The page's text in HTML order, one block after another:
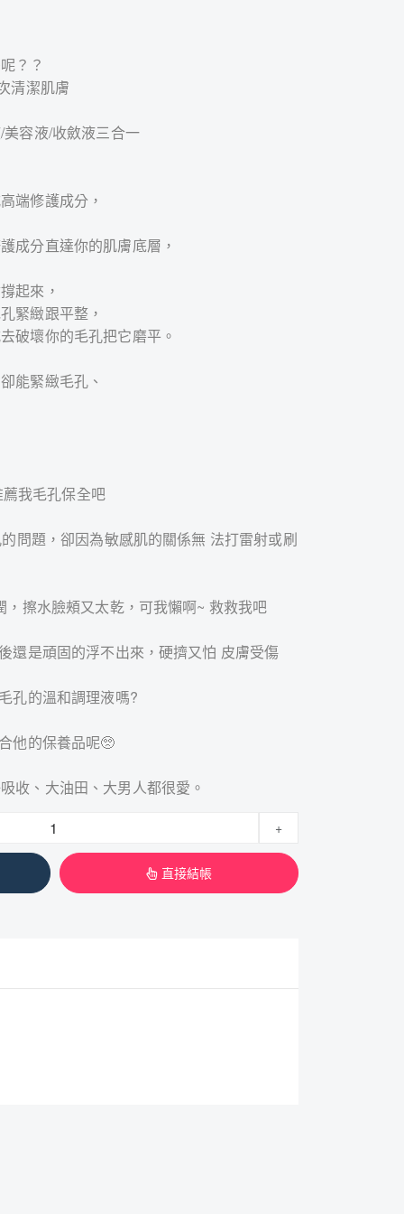
？？
清潔肌膚
容液/收斂液三合一
端修護成分，
成分直達你的肌膚底層，
起來，
緊緻跟平整，
破壞你的毛孔把它磨平。
能緊緻毛孔、
我毛孔保全吧
問題，卻因為敏感肌的關係無 法打雷射或刷
擦水臉頰又太乾，可我懶啊~ 救救我吧
還是頑固的浮不出來，硬擠又怕 皮膚受傷
孔的溫和調理液嗎?
他的保養品呢🥺
收、大油田、大男人都很愛。
+
直接結帳